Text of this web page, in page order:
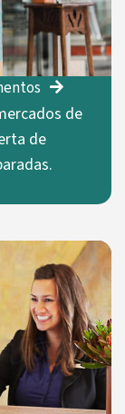
de
de